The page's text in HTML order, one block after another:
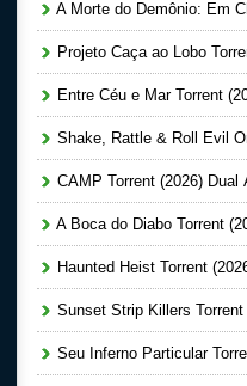
A Morte do Demônio: Em Chamas
Projeto Caça ao Lobo
Entre Céu e Mar Torrent
Shake, Rattle & Roll Evil Origins
CAMP Torrent (2026) Dual
A Boca do Diabo Torrent
Haunted Heist Torrent
Sunset Strip Killers
Seu Inferno Particular